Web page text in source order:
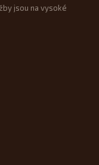
jsou na vysoké